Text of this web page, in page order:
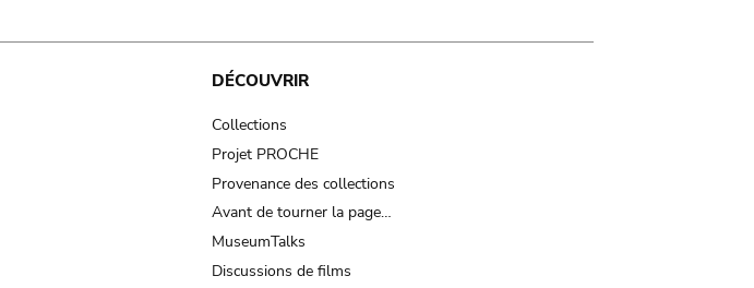
DÉCOUVRIR
Collections
Projet PROCHE
Provenance des collections
Avant de tourner la page…
MuseumTalks
Discussions de films